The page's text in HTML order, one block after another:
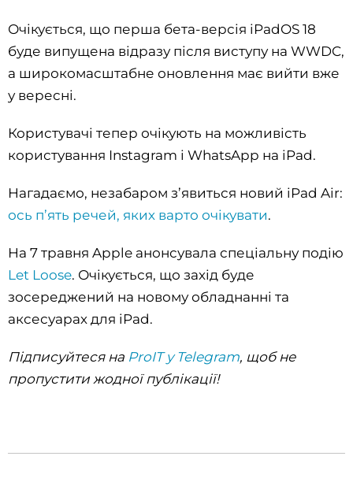
Очікується, що перша бета-версія iPadOS 18
буде випущена відразу після виступу на WWDC,
а широкомасштабне оновлення має вийти вже
у вересні.
Користувачі тепер очікують на можливість
користування Instagram і WhatsApp на iPad.
Нагадаємо, незабаром з’явиться новий iPad Air:
ось п’ять речей, яких варто очікувати.
На 7 травня Apple анонсувала спеціальну подію
Let Loose. Очікується, що захід буде
зосереджений на новому обладнанні та
аксесуарах для iPad.
Підписуйтеся на ProIT у Telegram, щоб не
пропустити жодної публікації!